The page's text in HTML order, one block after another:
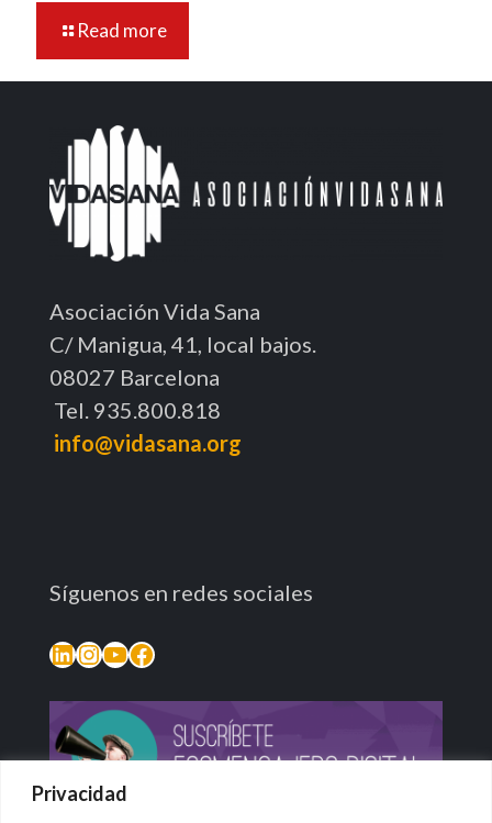
Privacidad
Read more
Asociación Vida Sana
C/ Manigua, 41, local bajos.
08027 Barcelona
Tel. 935.800.818
info@vidasana.org
Síguenos en redes sociales
LinkedIn
Instagram
YouTube
Facebook